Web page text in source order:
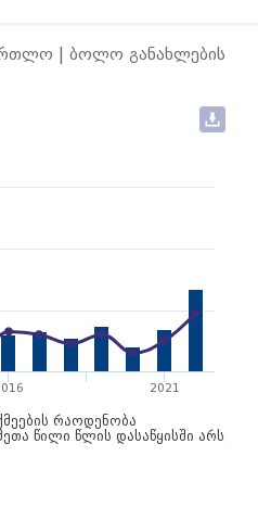
| ბოლო განახლების
რაოდენობა
წილი წლის დასაწყისში არსე…
2021